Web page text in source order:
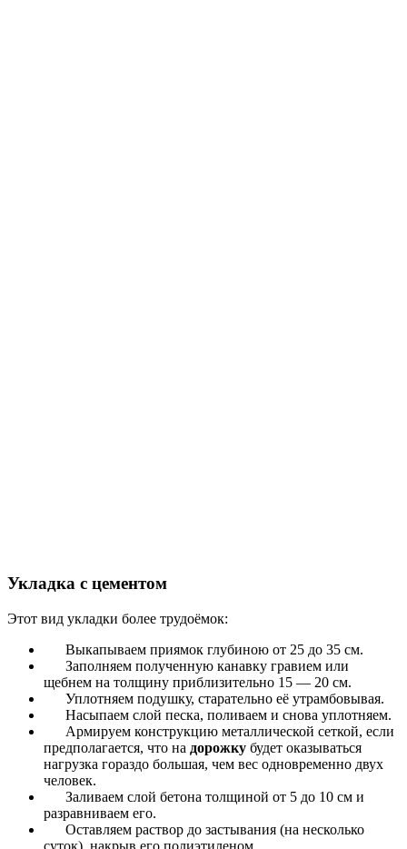
Укладка с цементом
Этот вид укладки более трудоёмок:
Выкапываем приямок глубиною от 25 до 35 см.
Заполняем полученную канавку гравием или
щебнем на толщину приблизительно 15 ― 20 см.
Уплотняем подушку, старательно её утрамбовывая.
Насыпаем слой песка, поливаем и снова уплотняем.
Армируем конструкцию металлической сеткой, если
предполагается, что на дорожку будет оказываться
нагрузка гораздо большая, чем вес одновременно двух
человек.
Заливаем слой бетона толщиной от 5 до 10 см и
разравниваем его.
Оставляем раствор до застывания (на несколько
суток), накрыв его полиэтиленом.